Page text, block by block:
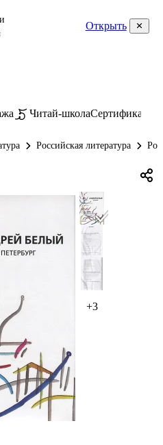
Открыть
Читай-школаСертификаты
Российская литература
+3